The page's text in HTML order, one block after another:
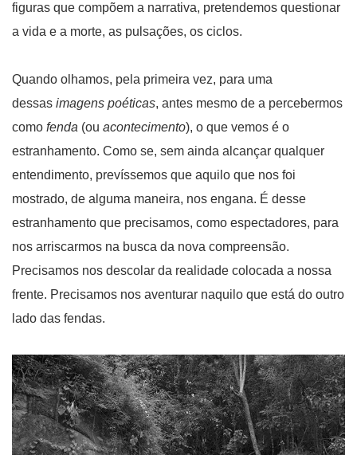
figuras que compõem a narrativa, pretendemos questionar
a vida e a morte, as pulsações, os ciclos.
Quando olhamos, pela primeira vez, para uma
dessas imagens poéticas, antes mesmo de a percebermos
como fenda (ou acontecimento), o que vemos é o
estranhamento. Como se, sem ainda alcançar qualquer
entendimento, prevíssemos que aquilo que nos foi
mostrado, de alguma maneira, nos engana. É desse
estranhamento que precisamos, como espectadores, para
nos arriscarmos na busca da nova compreensão.
Precisamos nos descolar da realidade colocada a nossa
frente. Precisamos nos aventurar naquilo que está do outro
lado das fendas.